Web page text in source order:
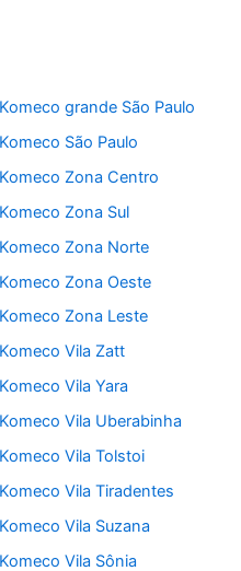
grande São Paulo
São Paulo
Zona Centro
Zona Sul
Zona Norte
Zona Oeste
Zona Leste
Vila Zatt
Vila Yara
Vila Uberabinha
Vila Tolstoi
Vila Tiradentes
Vila Suzana
Vila Sônia